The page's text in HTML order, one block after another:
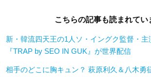
こちらの記事も読まれてい
新・韓流四天王の1人ソ・イングク監督・
『TRAP by SEO IN GUK』が世界配信
相手のどこに胸キュン？ 萩原利久＆八木